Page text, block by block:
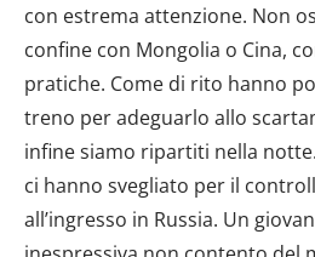
con estrema attenzione. Non
confine con Mongolia o Cina,
pratiche. Come di rito hanno
treno per adeguarlo allo
infine siamo ripartiti nella
ci hanno svegliato per il
all’ingresso in Russia. Un